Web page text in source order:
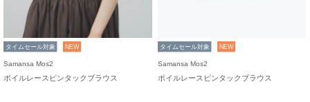
タイムセール対象 NEW
Samansa Mos2
ボイルレースピンタックブラウス
タイムセール対象 NEW
Samansa Mos2
ボイルレースピンタックブラウス